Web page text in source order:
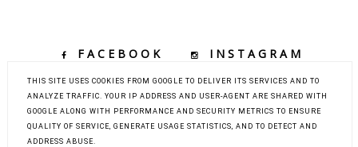
FACEBOOK
INSTAGRAM
TIKTOK
YOUTUBE
COPYRIGHT ©
THIS SITE USES COOKIES FROM GOOGLE TO DELIVER ITS SERVICES AND TO
ANALYZE TRAFFIC. YOUR IP ADDRESS AND USER-AGENT ARE SHARED WITH
GOOGLE ALONG WITH PERFORMANCE AND SECURITY METRICS TO ENSURE
QUALITY OF SERVICE, GENERATE USAGE STATISTICS, AND TO DETECT AND
ADDRESS ABUSE.